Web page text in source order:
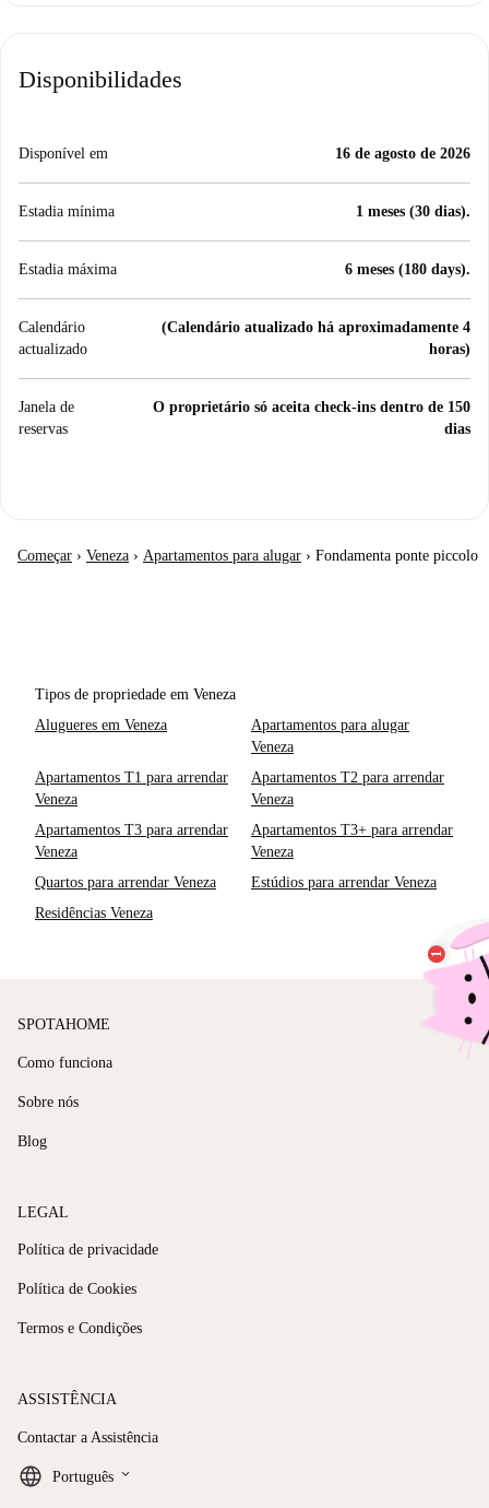
Disponibilidades
Disponível em 16 de agosto de 2026
Estadia mínima 1 meses (30 dias).
Estadia máxima 6 meses (180 days).
Calendário
actualizado
(Calendário atualizado há aproximadamente 4
horas)
Janela de
reservas
O proprietário só aceita check-ins dentro de 150
dias
Começar › Veneza › Apartamentos para alugar › Fondamenta ponte piccolo
Tipos de propriedade em Veneza
Alugueres em Veneza
Apartamentos para alugar
Veneza
Apartamentos T1 para arrendar
Veneza
Apartamentos T2 para arrendar
Veneza
Apartamentos T3 para arrendar
Veneza
Apartamentos T3+ para arrendar
Veneza
Quartos para arrendar Veneza
Estúdios para arrendar Veneza
Residências Veneza
SPOTAHOME
Como funciona
Sobre nós
Blog
LEGAL
Política de privacidade
Política de Cookies
Termos e Condições
ASSISTÊNCIA
Contactar a Assistência
Português keyboard_arrow_down